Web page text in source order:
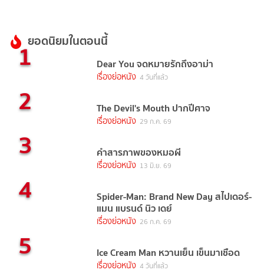
ยอดนิยมในตอนนี้
1 Dear You จดหมายรักถึงอาม่า
เรื่องย่อหนัง 4 วันที่แล้ว
2 The Devil's Mouth ปากปีศาจ
เรื่องย่อหนัง 29 ก.ค. 69
3 คำสารภาพของหมอผี
เรื่องย่อหนัง 13 มิ.ย. 69
4 Spider-Man: Brand New Day สไปเดอร์-
แมน แบรนด์ นิว เดย์
เรื่องย่อหนัง 26 ก.ค. 69
5 Ice Cream Man หวานเย็น เข็นมาเชือด
เรื่องย่อหนัง 4 วันที่แล้ว